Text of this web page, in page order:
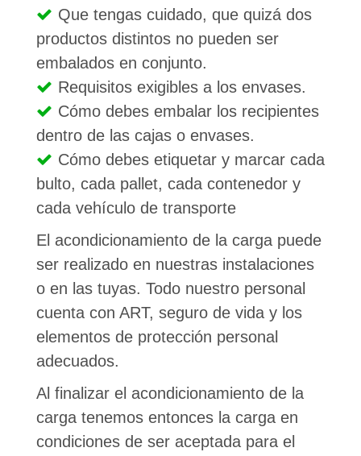
Que tengas cuidado, que quizá dos
productos distintos no pueden ser
embalados en conjunto.
Requisitos exigibles a los envases.
Cómo debes embalar los recipientes
dentro de las cajas o envases.
Cómo debes etiquetar y marcar cada
bulto, cada pallet, cada contenedor y
cada vehículo de transporte
El acondicionamiento de la carga puede
ser realizado en nuestras instalaciones
o en las tuyas. Todo nuestro personal
cuenta con ART, seguro de vida y los
elementos de protección personal
adecuados.
Al finalizar el acondicionamiento de la
carga tenemos entonces la carga en
condiciones de ser aceptada para el